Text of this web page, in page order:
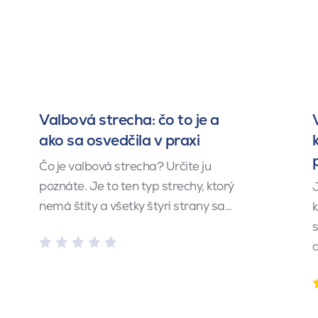
Valbová strecha: čo to je a
ako sa osvedčila v praxi
Čo je valbová strecha? Určite ju
poznáte. Je to ten typ strechy, ktorý
nemá štíty a všetky štyri strany sa…